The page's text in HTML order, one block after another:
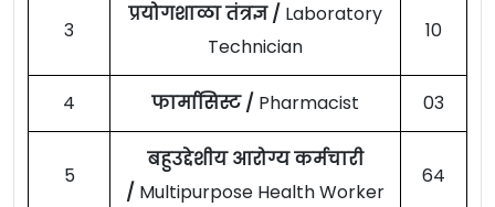
3
प्रयोगशाळा तंत्रज्ञ / Laboratory
Technician
10
4 फार्मासिस्ट / Pharmacist 03
5
बहुउद्देशीय आरोग्य कर्मचारी
/ Multipurpose Health Worker
64